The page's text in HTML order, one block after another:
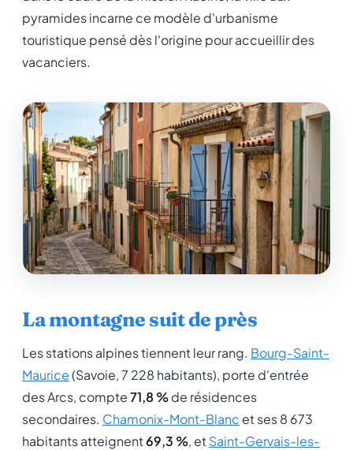
pyramides incarne ce modèle d'urbanisme
touristique pensé dès l'origine pour accueillir des
vacanciers.
La montagne suit de près
Les stations alpines tiennent leur rang. Bourg-Saint-
Maurice(Savoie, 7 228 habitants), porte d'entrée
des Arcs, compte71,8 %de résidences
secondaires. Chamonix-Mont-Blanc et ses 8 673
habitants atteignent69,3 %, etSaint-Gervais-les-